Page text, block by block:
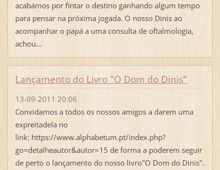
acabámos por fintar o destino ganhando algum tempo
para pensar na próxima jogada. O nosso Dinis ao
acompanhar o papá a uma consulta de oftalmologia,
achou...
Lançamento do Livro "O Dom do Dinis"
13-09-2011 20:06
Convidamos a todos os nossos amigos a darem uma
expreitadela no
link: https://www.alphabetum.pt/index.php?
go=detalheautor&autor=15 de forma a poderem seguir
de perto o lançamento do nosso livro"O Dom do Dinis".